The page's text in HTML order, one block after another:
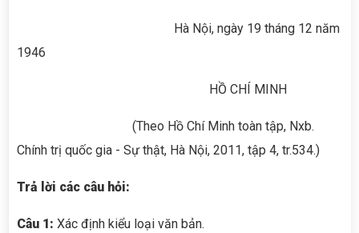
Hà Nội, ngày 19 tháng 12 năm
1946
HỒ CHÍ MINH
(Theo Hồ Chí Minh toàn tập, Nxb.
Chính trị quốc gia - Sự thật, Hà Nội, 2011, tập 4, tr.534.)
Trả lời các câu hỏi:
Câu 1: Xác định kiểu loại văn bản.